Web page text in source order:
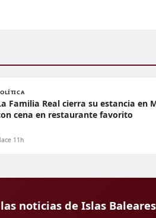
Familia Real cierra su estancia en
cena en restaurante favorito
11h
noticias de Islas